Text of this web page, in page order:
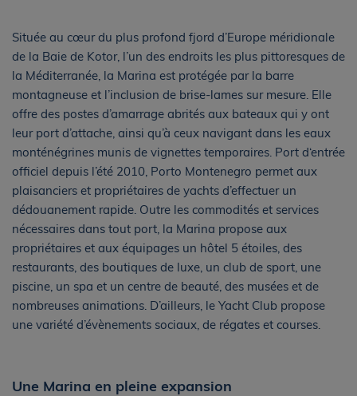
Située au cœur du plus profond fjord d’Europe méridionale
de la Baie de Kotor, l’un des endroits les plus pittoresques de
la Méditerranée, la Marina est protégée par la barre
montagneuse et l’inclusion de brise-lames sur mesure. Elle
offre des postes d’amarrage abrités aux bateaux qui y ont
leur port d’attache, ainsi qu’à ceux navigant dans les eaux
monténégrines munis de vignettes temporaires. Port d‘entrée
officiel depuis l’été 2010, Porto Montenegro permet aux
plaisanciers et propriétaires de yachts d’effectuer un
dédouanement rapide. Outre les commodités et services
nécessaires dans tout port, la Marina propose aux
propriétaires et aux équipages un hôtel 5 étoiles, des
restaurants, des boutiques de luxe, un club de sport, une
piscine, un spa et un centre de beauté, des musées et de
nombreuses animations. D’ailleurs, le Yacht Club propose
une variété d’évènements sociaux, de régates et courses.
Une Marina en pleine expansion